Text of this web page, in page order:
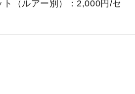
（ルアー別）：2,000円/セ